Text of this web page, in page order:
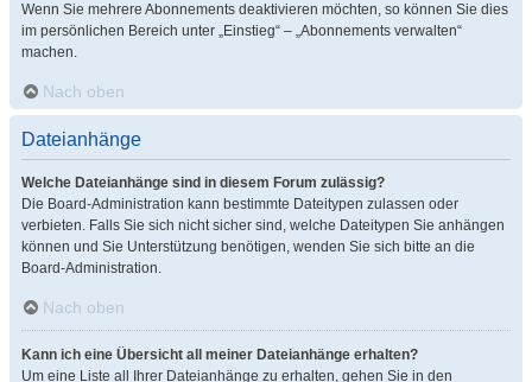
Wenn Sie mehrere Abonnements deaktivieren möchten, so können Sie dies
im persönlichen Bereich unter „Einstieg“ – „Abonnements verwalten“
machen.
Nach oben
Dateianhänge
Welche Dateianhänge sind in diesem Forum zulässig?
Die Board-Administration kann bestimmte Dateitypen zulassen oder
verbieten. Falls Sie sich nicht sicher sind, welche Dateitypen Sie anhängen
können und Sie Unterstützung benötigen, wenden Sie sich bitte an die
Board-Administration.
Nach oben
Kann ich eine Übersicht all meiner Dateianhänge erhalten?
Um eine Liste all Ihrer Dateianhänge zu erhalten, gehen Sie in den